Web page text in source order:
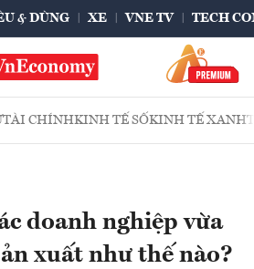
& DÙNG XE VNE TV TECH
TÀI CHÍNHKINH TẾ SỐKINH TẾ XANH
doanh nghiệp vừa
xuất như thế nào?